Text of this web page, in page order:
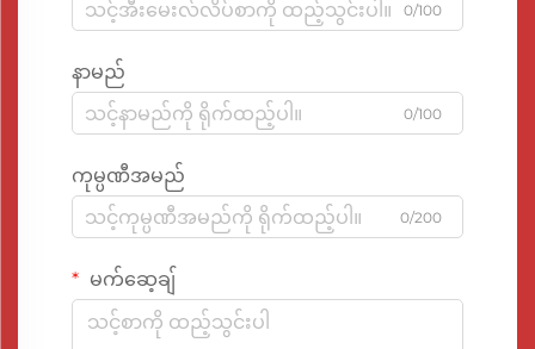
0/100
နာမည်
0/100
ကုမ္ပဏီအမည်
0/200
မက်ဆေ့ချ်